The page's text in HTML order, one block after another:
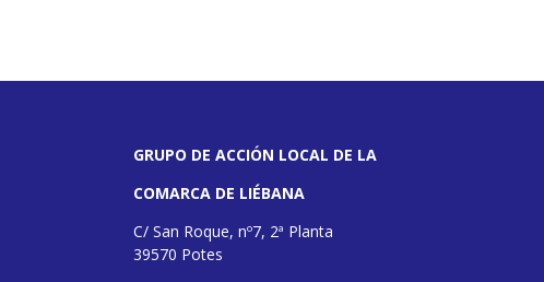
GRUPO DE ACCIÓN LOCAL DE LA
COMARCA DE LIÉBANA
C/ San Roque, nº7, 2ª Planta
39570 Potes